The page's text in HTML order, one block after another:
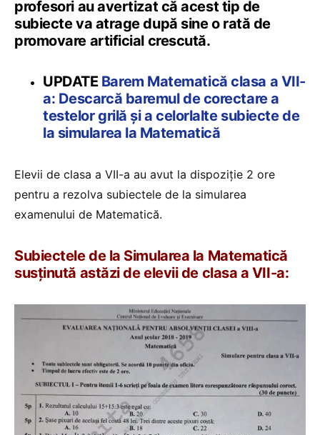
profesori au avertizat că acest tip de
subiecte va atrage după sine o rată de
promovare artificial crescută.
UPDATE Barem Matematică clasa a VII-
a: Descarcă baremul de corectare a
testelor grilă și a celorlalte subiecte de
la simularea la Matematică
Elevii de clasa a VII-a au avut la dispoziție 2 ore
pentru a rezolva subiectele de la simularea
examenului de Matematică.
Subiectele de la Simularea la Matematică
susținută astăzi de elevii de clasa a VII-a: